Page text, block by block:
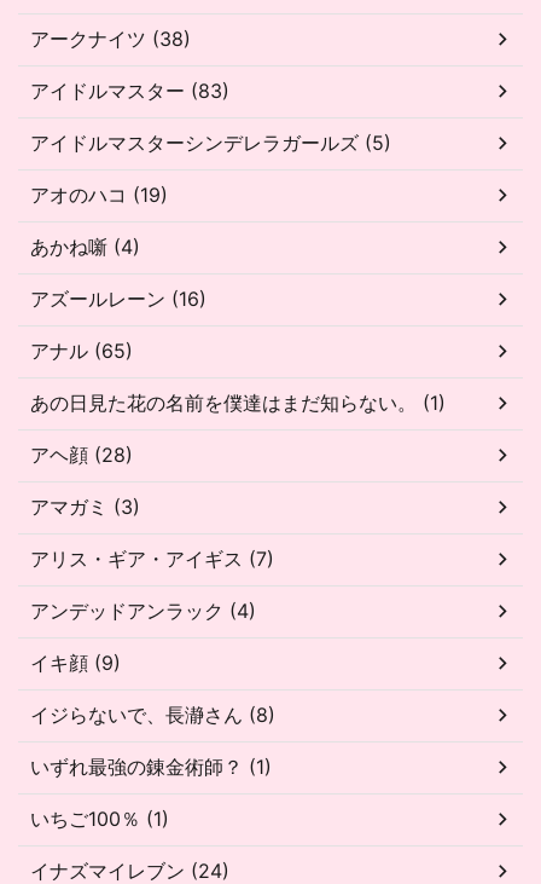
アークナイツ (38)
アイドルマスター (83)
アイドルマスターシンデレラガールズ (5)
アオのハコ (19)
あかね噺 (4)
アズールレーン (16)
アナル (65)
あの日見た花の名前を僕達はまだ知らない。 (1)
アヘ顔 (28)
アマガミ (3)
アリス・ギア・アイギス (7)
アンデッドアンラック (4)
イキ顔 (9)
イジらないで、長瀞さん (8)
いずれ最強の錬金術師？ (1)
いちご100％ (1)
イナズマイレブン (24)